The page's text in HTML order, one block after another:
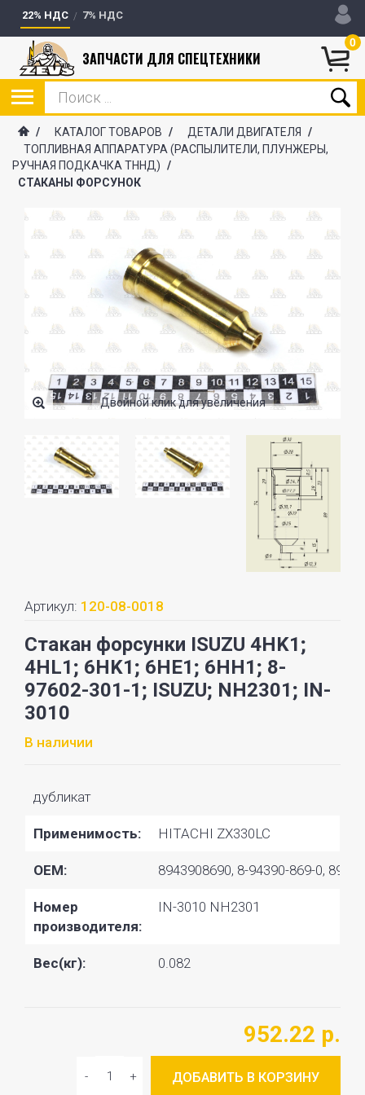
22% НДС 7% НДС
0
ЗАПЧАСТИ ДЛЯ СПЕЦТЕХНИКИ
/ КАТАЛОГ ТОВАРОВ / ДЕТАЛИ ДВИГАТЕЛЯ
/
ТОПЛИВНАЯ АППАРАТУРА (РАСПЫЛИТЕЛИ, ПЛУНЖЕРЫ,
РУЧНАЯ ПОДКАЧКА ТННД) /
СТАКАНЫ ФОРСУНОК
Двойной клик для увеличения
Артикул: 120-08-0018
Стакан форсунки ISUZU 4HK1;
4HL1; 6HK1; 6HE1; 6HH1; 8-
97602-301-1; ISUZU; NH2301; IN-
3010
В наличии
дубликат
Применимость: HITACHI ZX330LC
OEM: 8943908690, 8-94390-869-0,
Номер
производителя:
IN-3010 NH2301
Вес(кг): 0.082
952.22 р.
ДОБАВИТЬ В КОРЗИНУ